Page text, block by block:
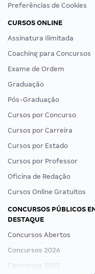
Preferências de Cookies
CURSOS ONLINE
Assinatura Ilimitada
Coaching para Concursos
Exame de Ordem
Graduação
Pós-Graduação
Cursos por Concurso
Cursos por Carreira
Cursos por Estado
Cursos por Professor
Oficina de Redação
Cursos Online Gratuitos
CONCURSOS PÚBLICOS
DESTAQUE
Concursos Abertos
Concursos 2026
Concursos 2025